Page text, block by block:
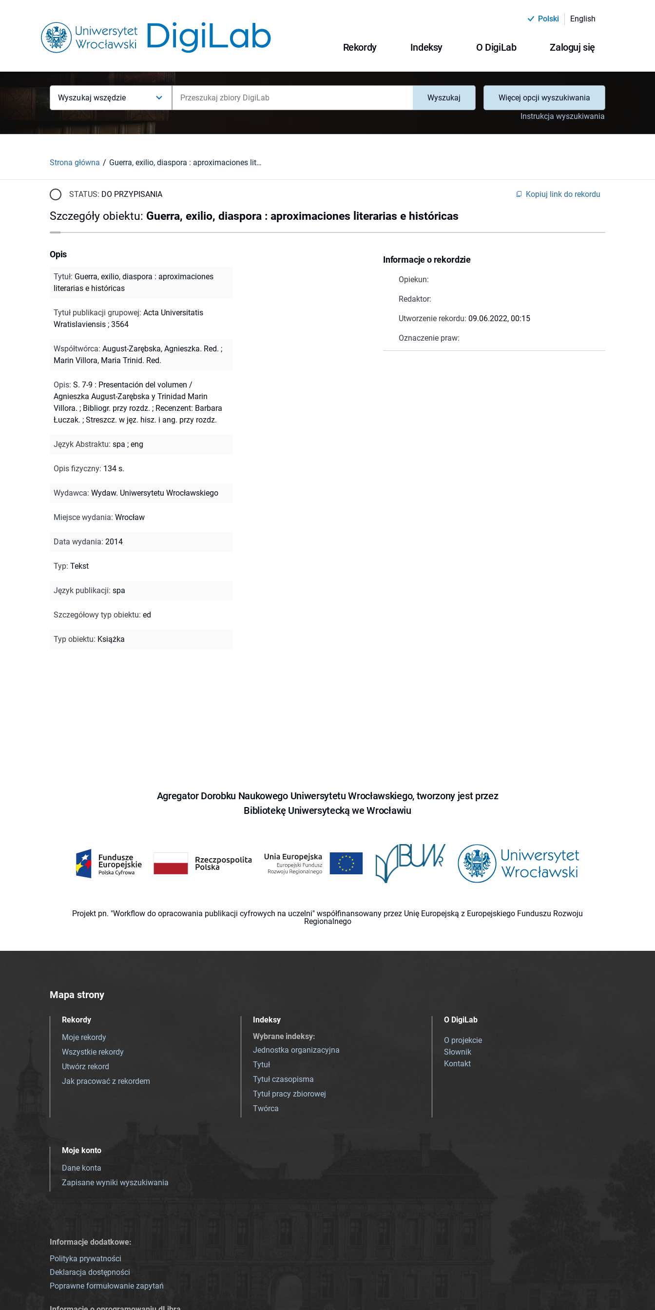
Polski English
Rekordy Indeksy O DigiLab Zaloguj się
Wyszukaj wszędzie Wyszukaj
Więcej opcji wyszukiwania
Instrukcja wyszukiwania
Strona główna Guerra, exilio, diaspora : aproximaciones literarias e históricas
STATUS: DO PRZYPISANIA Kopiuj link do rekordu
Szczegóły obiektu: Guerra, exilio, diaspora : aproximaciones literarias e históricas
Informacje o rekordzie
Opiekun:
Redaktor:
Utworzenie rekordu: 09.06.2022, 00:15
Oznaczenie praw:
Opis
Tytuł: Guerra, exilio, diaspora : aproximaciones
literarias e históricas
Tytuł publikacji grupowej: Acta Universitatis
Wratislaviensis ; 3564
Współtwórca: August-Zarębska, Agnieszka. Red. ;
Marin Villora, Maria Trinid. Red.
Opis: S. 7-9 : Presentación del volumen /
Agnieszka August-Zarębska y Trinidad Marin
Villora. ; Bibliogr. przy rozdz. ; Recenzent: Barbara
Łuczak. ; Streszcz. w jęz. hisz. i ang. przy rozdz.
Język Abstraktu: spa ; eng
Opis fizyczny: 134 s.
Wydawca: Wydaw. Uniwersytetu Wrocławskiego
Miejsce wydania: Wrocław
Data wydania: 2014
Typ: Tekst
Język publikacji: spa
Szczegółowy typ obiektu: ed
Typ obiektu: Książka
Agregator Dorobku Naukowego Uniwersytetu Wrocławskiego, tworzony jest przez
Bibliotekę Uniwersytecką we Wrocławiu
Projekt pn. "Workflow do opracowania publikacji cyfrowych na uczelni" współfinansowany przez Unię Europejską z Europejskiego Funduszu Rozwoju
Regionalnego
Mapa strony
Rekordy
Moje rekordy
Wszystkie rekordy
Utwórz rekord
Jak pracować z rekordem
Indeksy
Wybrane indeksy:
Jednostka organizacyjna
Tytuł
Tytuł czasopisma
Tytuł pracy zbiorowej
Twórca
O DigiLab
O projekcie
Słownik
Kontakt
Moje konto
Dane konta
Zapisane wyniki wyszukiwania
Informacje dodatkowe:
Polityka prywatności
Deklaracja dostępności
Poprawne formułowanie zapytań